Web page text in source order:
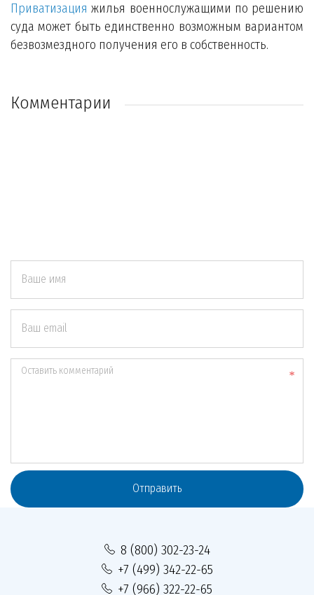
Приватизация жилья военнослужащими по решению
суда может быть единственно возможным вариантом
безвозмездного получения его в собственность.
Комментарии
Ваше имя
Ваш email
Оставить комментарий
Отправить
8 (800) 302-23-24
+7 (499) 342-22-65
+7 (966) 322-22-65